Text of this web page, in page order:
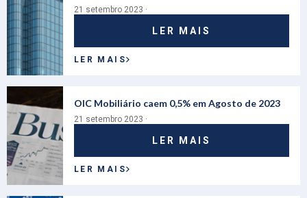
21 setembro 2023 ·
LER MAIS
LER MAIS
OIC Mobiliário caem 0,5% em Agosto de 2023
21 setembro 2023 ·
LER MAIS
LER MAIS